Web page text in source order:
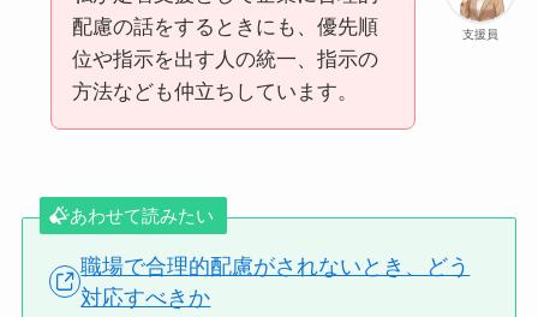
支援員
配慮の話をするときにも、優先順
位や指示を出す人の統一、指示の
方法なども仲立ちしています。
あわせて読みたい
職場で合理的配慮がされないとき、どう
対応すべきか